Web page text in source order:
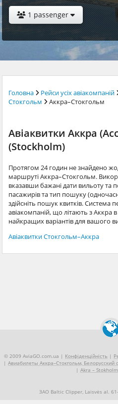
1 passenger
Головна Рейси усіх авіакомпаній
Стокгольм
Аккра–Стокгольм
Авіаквитки Аккра
(Stockholm)
Протягом 24 годин не знайдено
маршруті Аккра–Стокгольм.
вказавши бажані дати вильоту та
пасажирів та тип пошуку
здійсніть пошук квитків. Система
авіакомпаній, що літають з Аккра
найкращих варіантів для вашого
Авіаквитки Стокгольм–Аккра
© 2009 AviaGO.com.ua | Конфіденційність |
| Авиабилеты Аккра–Стокгольм, Белорусский
| Akra –
ЗАО Baltic Clipper, Laisvės al.